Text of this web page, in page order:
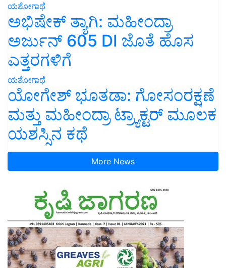
ಯಶೋಗಾಥೆ
ಅಭಿಷೇಕ್ ತ್ಯಾಗಿ: ಮಹೀಂದ್ರಾ
ಅರ್ಜುನ್ 605 DI ಜೊತೆ ಹೊಸ
ಎತ್ತರಗಳಿಗೆ
ಯಶೋಗಾಥೆ
ಯೋಗೇಶ್ ಭೂತಡಾ: ಗೋಸಂರಕ್ಷಣೆ
ಮತ್ತು ಮಹೀಂದ್ರಾ ಟ್ರ್ಯಾಕ್ಟರ್ ಮೂಲಕ
ಯಶಸ್ಸಿನ ಕಥೆ
More News